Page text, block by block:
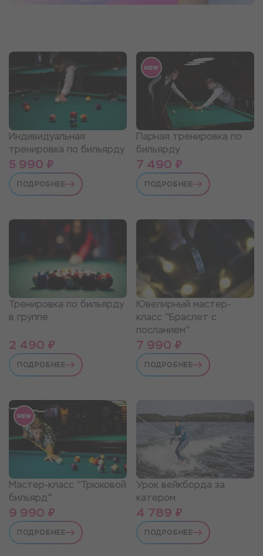
Индивидуальная
тренировка по бильярду
5 990 ₽
ПОДРОБНЕЕ
Парная тренировка по
бильярду
7 490 ₽
ПОДРОБНЕЕ
Тренировка по бильярду
в группе
2 490 ₽
ПОДРОБНЕЕ
Ювелирный мастер-
класс "Браслет с
посланием"
7 990 ₽
ПОДРОБНЕЕ
Мастер-класс "Трюковой
бильярд"
9 990 ₽
ПОДРОБНЕЕ
Урок вейкборда за
катером
4 789 ₽
ПОДРОБНЕЕ